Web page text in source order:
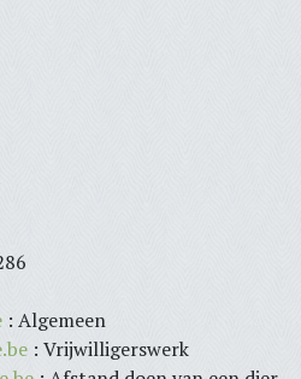
: Algemeen
: Vrijwilligerswerk